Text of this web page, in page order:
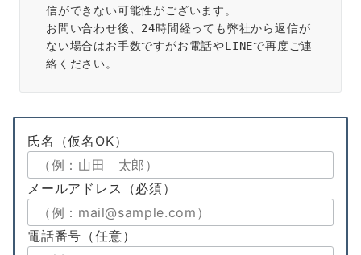
信ができない可能性がございます。
お問い合わせ後、24時間経っても弊社から返信が
ない場合はお手数ですがお電話やLINEで再度ご連
絡ください。
氏名 （仮名OK）
メールアドレス （必須）
電話番号 （任意）